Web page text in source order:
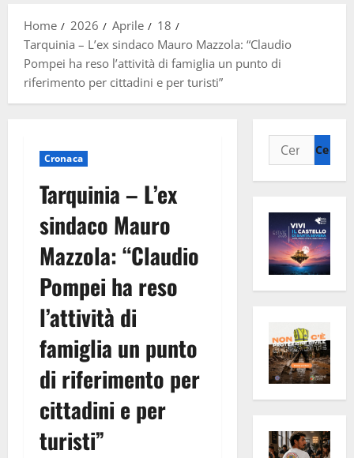
Home
2026 Aprile
18
Tarquinia – L’ex sindaco Mauro Mazzola: “Claudio
Pompei ha reso l’attività di famiglia un punto di
riferimento per cittadini e per turisti”
Cronaca
Tarquinia – L’ex
sindaco Mauro
Mazzola: “Claudio
Pompei ha reso
l’attività di
famiglia un punto
di riferimento per
cittadini e per
turisti”
Ricerca
per: